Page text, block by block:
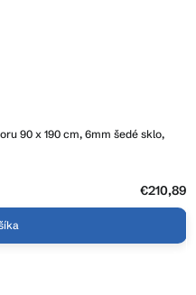
90 x 190 cm, 6mm šedé sklo,
€210,89